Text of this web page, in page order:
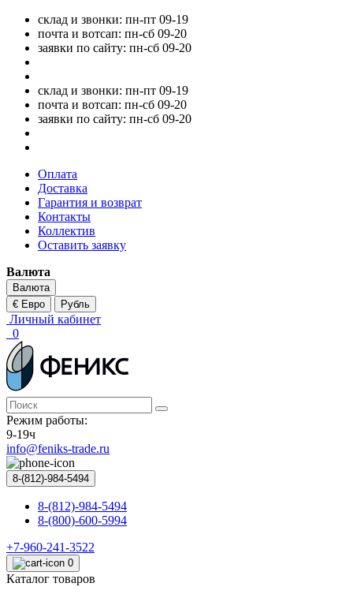
склад и звонки: пн-пт 09-19
почта и вотсап: пн-сб 09-20
заявки по сайту: пн-сб 09-20
склад и звонки: пн-пт 09-19
почта и вотсап: пн-сб 09-20
заявки по сайту: пн-сб 09-20
Оплата
Доставка
Гарантия и возврат
Контакты
Коллектив
Оставить заявку
Валюта
Валюта
€ Евро
Рубль
Личный кабинет
0
Режим работы:
9-19ч
info@feniks-trade.ru
8-(812)-984-5494
8-(812)-984-5494
8-(800)-600-5994
+7-960-241-3522
0
Каталог товаров